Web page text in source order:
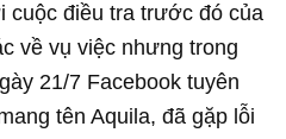
cuộc điều tra trước đó của
về vụ việc nhưng trong
21/7 Facebook tuyên
tên Aquila, đã gặp lỗi